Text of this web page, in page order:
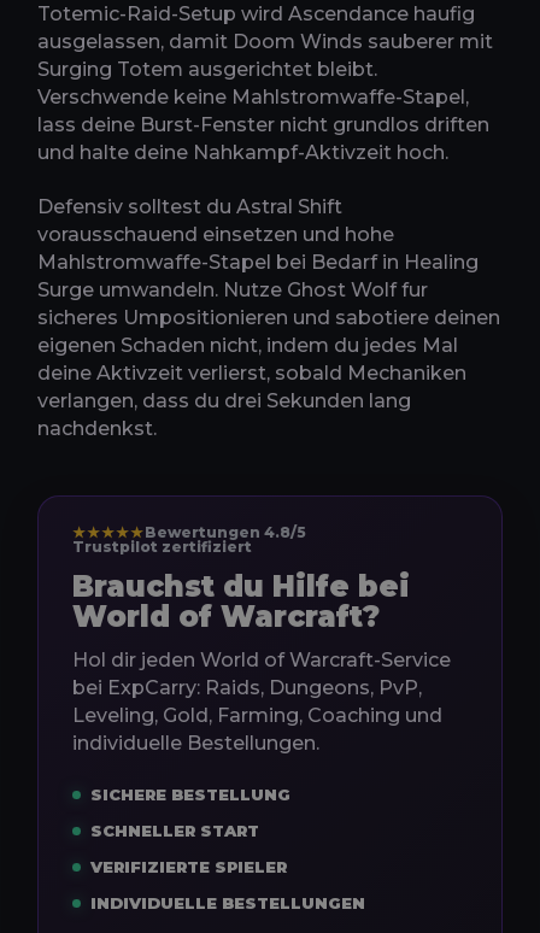
Totemic-Raid-Setup wird Ascendance haufig
ausgelassen, damit Doom Winds sauberer mit
Surging Totem ausgerichtet bleibt.
Verschwende keine Mahlstromwaffe-Stapel,
lass deine Burst-Fenster nicht grundlos driften
und halte deine Nahkampf-Aktivzeit hoch.
Defensiv solltest du Astral Shift
vorausschauend einsetzen und hohe
Mahlstromwaffe-Stapel bei Bedarf in Healing
Surge umwandeln. Nutze Ghost Wolf fur
sicheres Umpositionieren und sabotiere deinen
eigenen Schaden nicht, indem du jedes Mal
deine Aktivzeit verlierst, sobald Mechaniken
verlangen, dass du drei Sekunden lang
nachdenkst.
★★★★★Bewertungen 4.8/5
Trustpilot zertifiziert
Brauchst du Hilfe bei
World of Warcraft?
Hol dir jeden World of Warcraft-Service
bei ExpCarry: Raids, Dungeons, PvP,
Leveling, Gold, Farming, Coaching und
individuelle Bestellungen.
SICHERE BESTELLUNG
SCHNELLER START
VERIFIZIERTE SPIELER
INDIVIDUELLE BESTELLUNGEN